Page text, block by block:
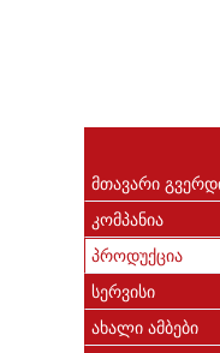
მთავარი
კომპანია
პროდუქცია
სერვისი
ახალი ამბები